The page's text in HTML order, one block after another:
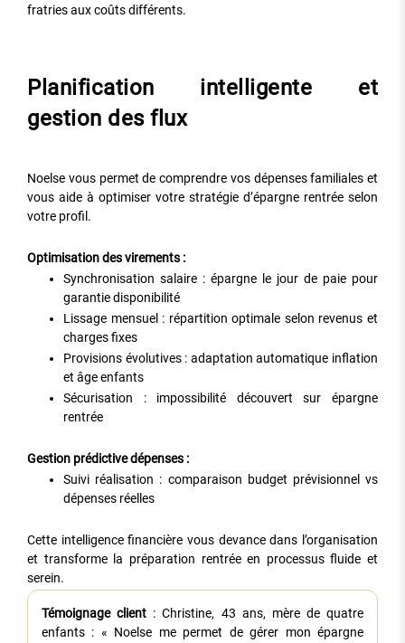
fratries aux coûts différents.
Planification intelligente et
gestion des flux
Noelse vous permet de comprendre vos dépenses familiales et
vous aide à optimiser votre stratégie d’épargne rentrée selon
votre profil.
Optimisation des virements :
Synchronisation salaire : épargne le jour de paie pour
garantie disponibilité
Lissage mensuel : répartition optimale selon revenus et
charges fixes
Provisions évolutives : adaptation automatique inflation
et âge enfants
Sécurisation : impossibilité découvert sur épargne
rentrée
Gestion prédictive dépenses :
Suivi réalisation : comparaison budget prévisionnel vs
dépenses réelles
Cette intelligence financière vous devance dans l’organisation
et transforme la préparation rentrée en processus fluide et
serein.
Témoignage client : Christine, 43 ans, mère de quatre
enfants : « Noelse me permet de gérer mon épargne